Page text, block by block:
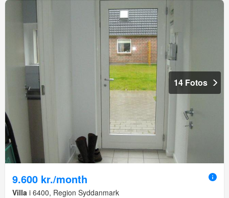
14 Fotos
9.600 kr./month
Villa i 6400, Region Syddanmark